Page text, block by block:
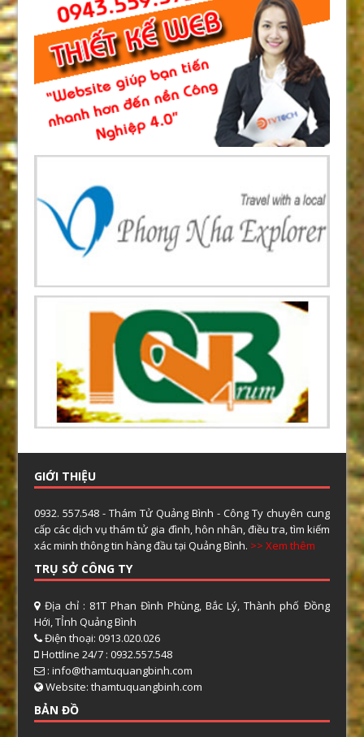
GIỚI THIỆU
0932. 557.548 - Thám Tử Quảng Bình - Công Ty chuyên cung
cấp các dịch vụ thám tử gia đình, hôn nhân, điều tra, tìm kiếm
xác minh thông tin hàng đầu tại Quảng Bình. >> Xem thêm
TRỤ SỞ CÔNG TY
Địa chỉ : 81T Phan Đình Phùng, Bắc Lý, Thành phố Đồng
Hới, TỈnh Quảng Bình
Điện thoại: 0913.020.026
Hottline 24/7 : 0932.557.548
: info@thamtuquangbinh.com
Website: thamtuquangbinh.com
BẢN ĐỒ